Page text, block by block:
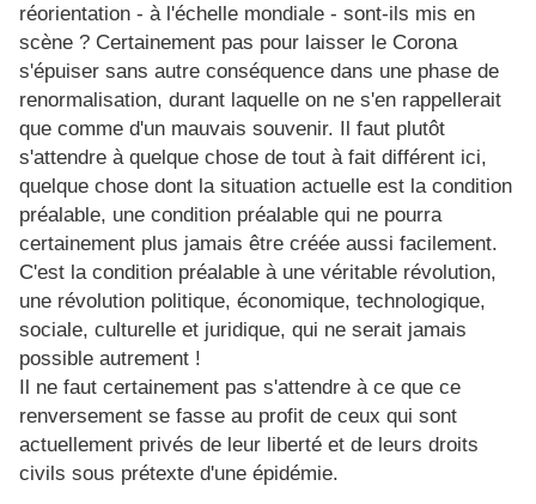
réorientation - à l'échelle mondiale - sont-ils mis en
scène ? Certainement pas pour laisser le Corona
s'épuiser sans autre conséquence dans une phase de
renormalisation, durant laquelle on ne s'en rappellerait
que comme d'un mauvais souvenir. Il faut plutôt
s'attendre à quelque chose de tout à fait différent ici,
quelque chose dont la situation actuelle est la condition
préalable, une condition préalable qui ne pourra
certainement plus jamais être créée aussi facilement.
C'est la condition préalable à une véritable révolution,
une révolution politique, économique, technologique,
sociale, culturelle et juridique, qui ne serait jamais
possible autrement !
Il ne faut certainement pas s'attendre à ce que ce
renversement se fasse au profit de ceux qui sont
actuellement privés de leur liberté et de leurs droits
civils sous prétexte d'une épidémie.